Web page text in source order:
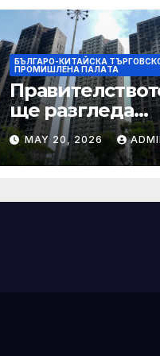
БЪЛГАРО-КИТАЙСКА
ПРОМИШЛЕНА ПАЛAТА
ще разгледа
претенции на
Wang Fuk
изкупуване:
MAY 20, 2026